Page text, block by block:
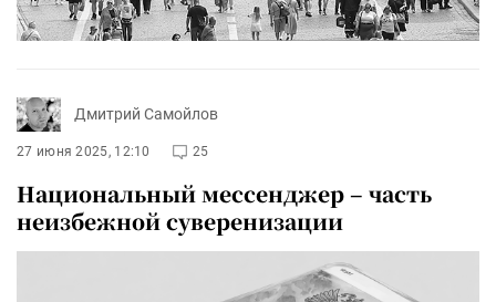
Дмитрий Самойлов
27 июня 2025, 12:10 25
Национальный мессенджер – часть
неизбежной суверенизации